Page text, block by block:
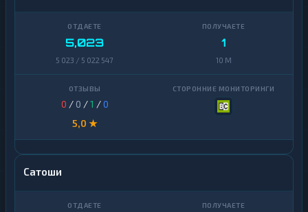
5,023
5 023 / 5 022 547
1
10 M
0 / 0 /1 /0
5,0 ★
Сатоши